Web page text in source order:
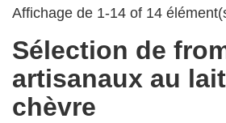
Affichage de 1-14 of 14
Sélection de
artisanaux au
chèvre